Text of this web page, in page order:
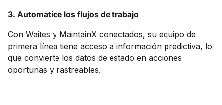
3. Automatice los flujos de trabajo
Con Waites y MaintainX conectados, su equipo de
primera línea tiene acceso a información predictiva, lo
que convierte los datos de estado en acciones
oportunas y rastreables.